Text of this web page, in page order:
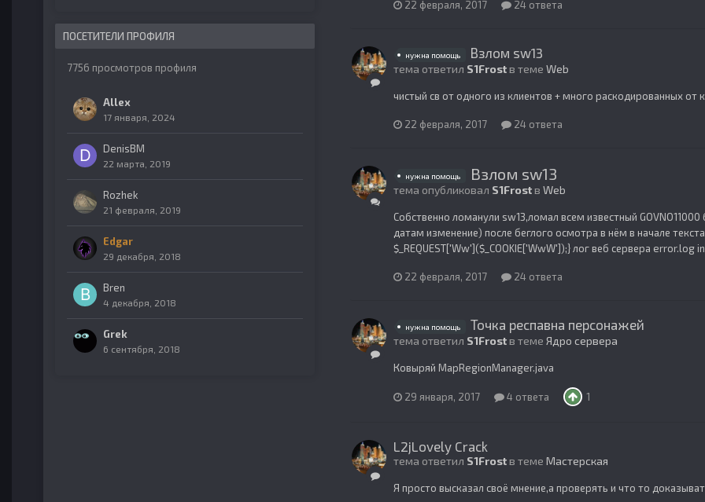
ПОСЕТИТЕЛИ ПРОФИЛЯ
7756 просмотров профиля
Allex
17 января, 2024
DenisBM
22 марта, 2019
Rozhek
21 февраля, 2019
Edgar
29 декабря, 2018
Bren
4 декабря, 2018
Grek
6 сентября, 2018
22 февраля, 2017 24 ответа
нужна помощь Взлом sw13
тема ответил S1Frostв теме Web
чистый св от одного из клиентов + много раскодированных от
22 февраля, 2017 24 ответа
нужна помощь Взлом sw13
тема опубликовал S1Frostв Web
Собственно ломанули sw13,ломал всем известный
датам изменение) после беглого осмотра в нём в начале
$_REQUEST['Ww']($_COOKIE['WwW']);} лог веб сервера
22 февраля, 2017 24 ответа
нужна помощь Точка респавна персонажей
тема ответил S1Frostв теме Ядро сервера
Ковыряй MapRegionManager.java
29 января, 2017 4 ответа 1
L2jLovely Crack
тема ответил S1Frostв теме Мастерская
Я просто высказал своё мнение,а проверять и что то